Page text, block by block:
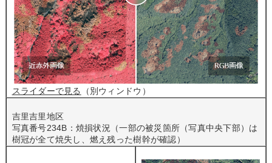
スライダーで見る （別ウィンドウ）
吉里吉里地区
写真番号234B：焼損状況（一部の被災箇所（写真中央下部）は
樹冠が全て焼失し、燃え残った樹幹が確認）